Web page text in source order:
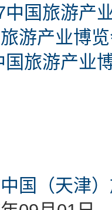
国旅游产
游产业博
旅游产业
国（天津